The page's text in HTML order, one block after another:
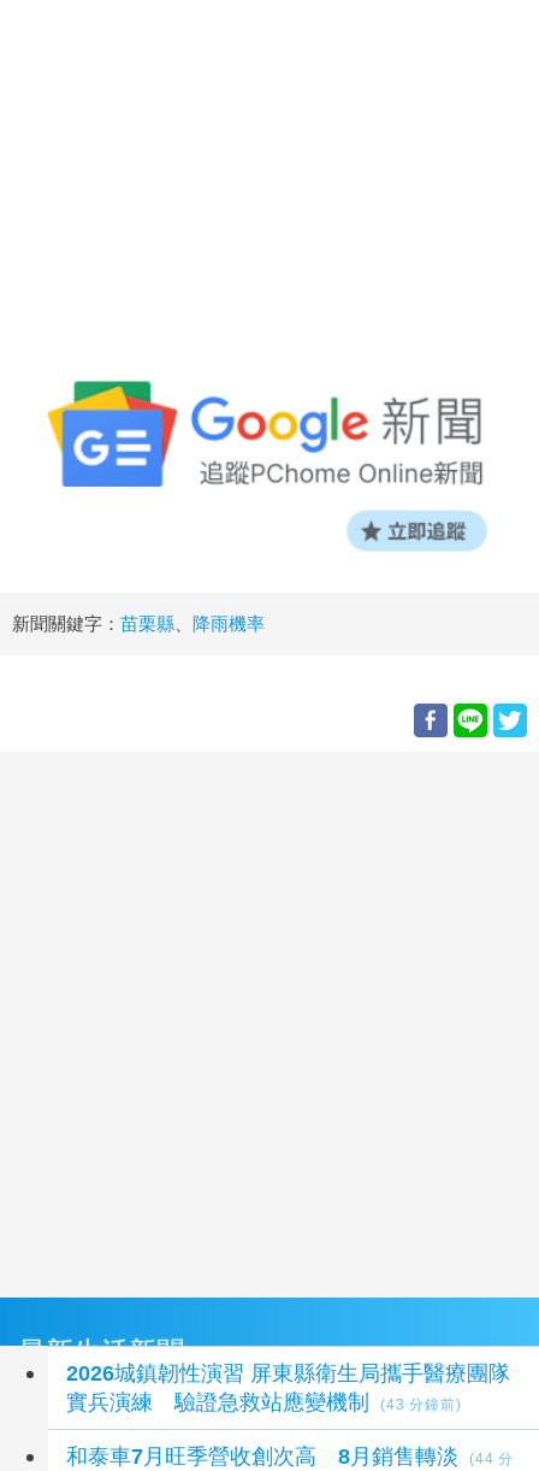
新聞關鍵字： 苗栗縣 降雨機率
最新生活新聞
2026城鎮韌性演習 屏東縣衛生局攜手醫療團隊
實兵演練 驗證急救站應變機制
(43 分鐘前)
和泰車7月旺季營收創次高 8月銷售轉淡
(44 分